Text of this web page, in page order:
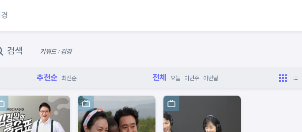
검색 키워드 : 김경
추천순 최신순 전체 오늘 이번주 이번달